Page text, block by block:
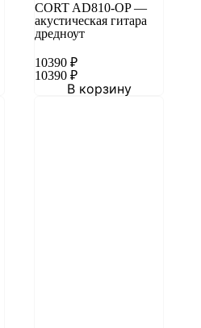
CORT AD810-OP —
акустическая гитара
дредноут
10390 ₽
10390 ₽
В корзину